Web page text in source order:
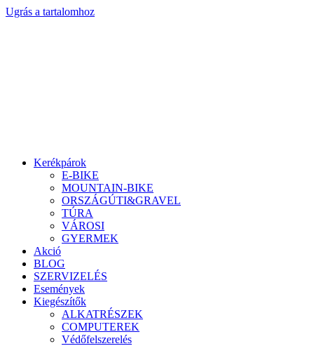
Ugrás a tartalomhoz
Kerékpárok
E-BIKE
MOUNTAIN-BIKE
ORSZÁGÚTI&GRAVEL
TÚRA
VÁROSI
GYERMEK
Akció
BLOG
SZERVIZELÉS
Események
Kiegészítők
ALKATRÉSZEK
COMPUTEREK
Védőfelszerelés